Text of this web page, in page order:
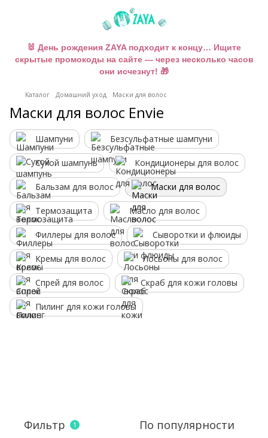
🐰 День рождения ZAYA подходит к концу… Ищите
скрытые промокоды на сайте — через несколько часов
они исчезнут! 🎁
Каталог Домашний уход Маски для волос
Маски для волос Envie
Шампуни Безсульфатные шампуни
Сухой шампунь Кондиционеры для волос
Бальзам для волос Маски для волос
Термозащита Масло для волос
Филлеры для волос Сыворотки и флюиды
Кремы для волос Лосьоны для волос
Спрей для волос Скраб для кожи головы
Пилинг для кожи головы
Фильтр 1 По популярности